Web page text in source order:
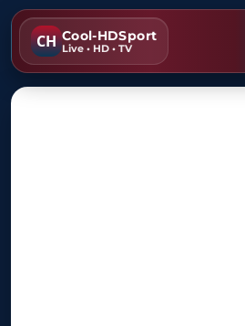
CH Cool-HDSport
Live • HD • TV